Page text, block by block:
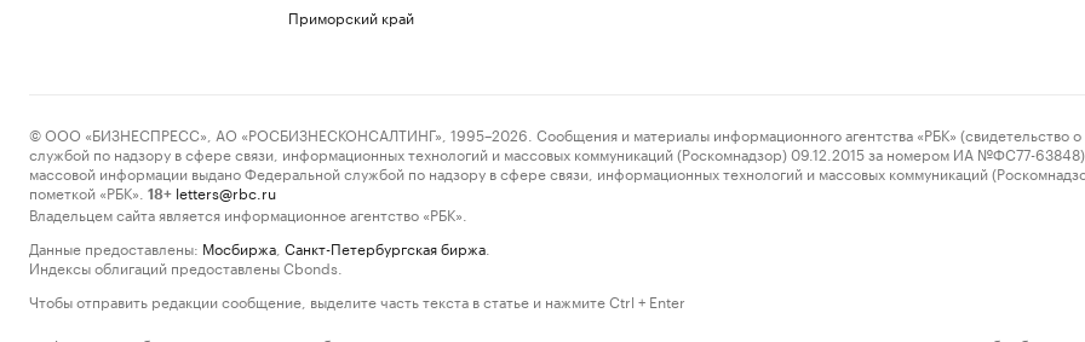
Приморский край
© ООО «БИЗНЕСПРЕСС», АО «РОСБИЗНЕСКОНСАЛТИНГ», 1995–2026. Сообщения и материалы информационного агентства «РБК» (свидетельство о
службой по надзору в сфере связи, информационных технологий и массовых коммуникаций (Роскомнадзор) 09.12.2015 за номером ИА №ФС77-63848)
массовой информации выдано Федеральной службой по надзору в сфере связи, информационных технологий и массовых коммуникаций
пометкой «РБК».
18+ letters@rbc.ru
Владельцем сайта является информационное агентство «РБК».
Данные предоставлены: Мосбиржа Санкт-Петербургская биржа
Индексы облигаций предоставлены Cbonds.
Чтобы отправить редакции сообщение, выделите часть текста в статье и нажмите Ctrl + Enter